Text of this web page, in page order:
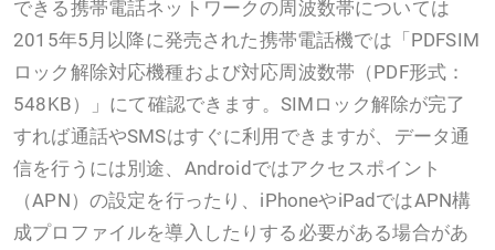
できる携帯電話ネットワークの周波数帯については
2015年5月以降に発売された携帯電話機では「PDFSIM
ロック解除対応機種および対応周波数帯（PDF形式：
548KB）」にて確認できます。SIMロック解除が完了
すれば通話やSMSはすぐに利用できますが、データ通
信を行うには別途、Androidではアクセスポイント
（APN）の設定を行ったり、iPhoneやiPadではAPN構
成プロファイルを導入したりする必要がある場合があ